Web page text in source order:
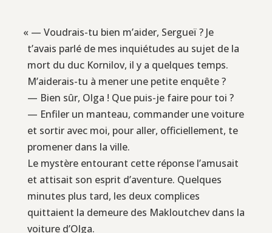
« — Voudrais-tu bien m’aider, Sergueï ? Je
t’avais parlé de mes inquiétudes au sujet de la
mort du duc Kornilov, il y a quelques temps.
M’aiderais-tu à mener une petite enquête ?
— Bien sûr, Olga ! Que puis-je faire pour toi ?
— Enfiler un manteau, commander une voiture
et sortir avec moi, pour aller, officiellement, te
promener dans la ville.
Le mystère entourant cette réponse l’amusait
et attisait son esprit d’aventure. Quelques
minutes plus tard, les deux complices
quittaient la demeure des Makloutchev dans la
voiture d’Olga.